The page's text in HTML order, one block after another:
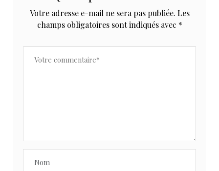
Votre adresse e-mail ne sera pas publiée. Les
champs obligatoires sont indiqués avec *